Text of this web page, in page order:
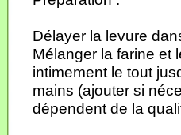
Délayer la levure
Mélanger la farine et
intimement le tout
mains (ajouter si
dépendent de la